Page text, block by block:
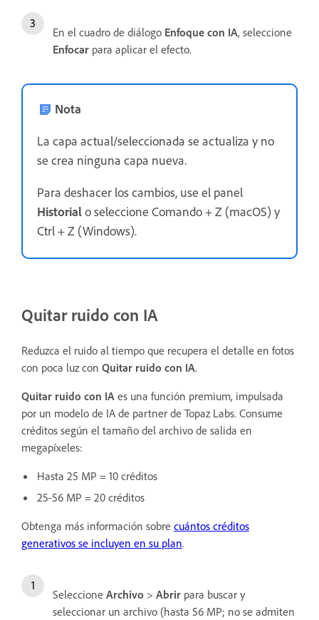
En el cuadro de diálogo Enfoque con IA, seleccione
Enfocar para aplicar el efecto.
Nota
La capa actual/seleccionada se actualiza y no
se crea ninguna capa nueva.
Para deshacer los cambios, use el panel
Historialo seleccione Comando + Z (macOS) y
Ctrl + Z (Windows).
Quitar ruido con IA
Reduzca el ruido al tiempo que recupera el detalle en fotos
con poca luz con Quitar ruido con IA.
Quitar ruido con IA es una función premium, impulsada
por un modelo de IA de partner de Topaz Labs. Consume
créditos según el tamaño del archivo de salida en
megapíxeles:
Hasta 25 MP = 10 créditos
25-56 MP = 20 créditos
Obtenga más información sobre cuántos créditos
generativos se incluyen en su plan.
Seleccione Archivo > Abrir para buscar y
seleccionar un archivo (hasta 56 MP; no se admiten